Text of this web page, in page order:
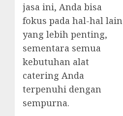
jasa ini, Anda bisa
fokus pada hal-hal lain
yang lebih penting,
sementara semua
kebutuhan alat
catering Anda
terpenuhi dengan
sempurna.